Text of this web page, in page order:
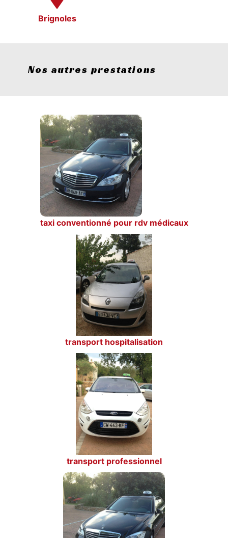
Brignoles
Nos autres prestations
taxi conventionné pour rdv médicaux
transport hospitalisation
transport professionnel